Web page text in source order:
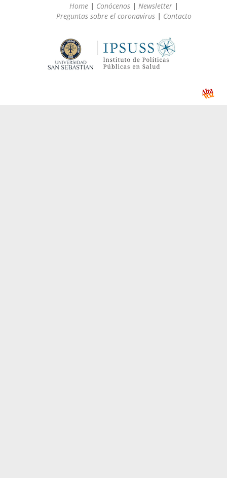
Home | Conócenos | Newsletter |
Preguntas sobre el coronavirus | Contacto